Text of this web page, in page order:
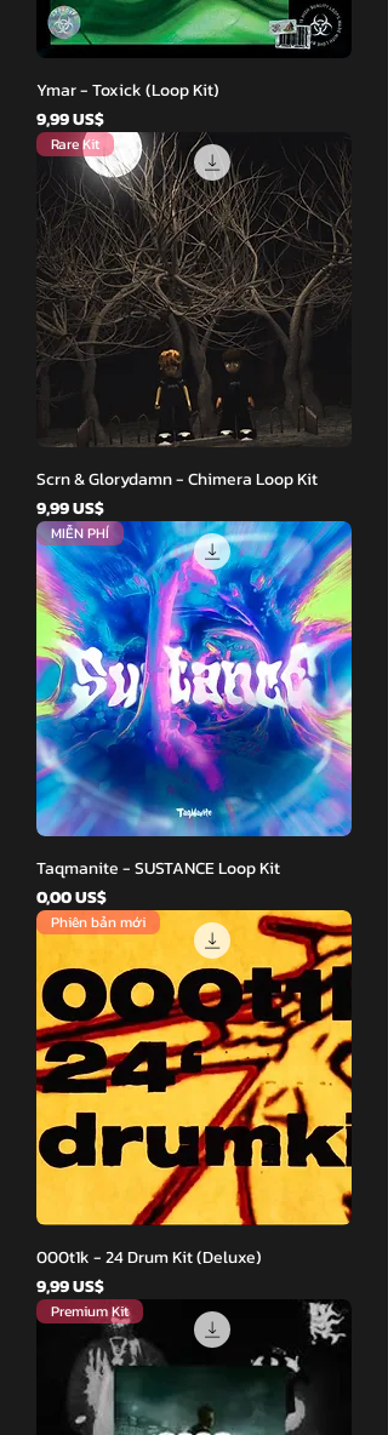
Ymar - Toxick (Loop Kit)
Giá
9,99 US$
Rare Kit
Scrn & Glorydamn - Chimera Loop Kit
Giá
9,99 US$
MIỄN PHÍ
Taqmanite - SUSTANCE Loop Kit
Giá
0,00 US$
Phiên bản mới
000t1k - 24 Drum Kit (Deluxe)
Giá
9,99 US$
Premium Kit